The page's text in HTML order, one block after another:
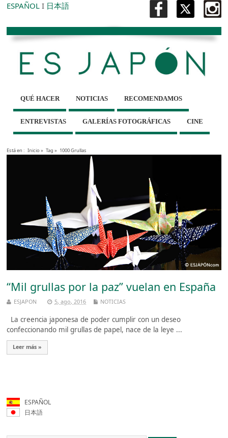
ESPAÑOL I 日本語
QUÉ HACER NOTICIAS RECOMENDAMOS
ENTREVISTAS GALERÍAS FOTOGRÁFICAS CINE
Está en : Inicio» Tag » 1000 Grullas
“Mil grullas por la paz” vuelan en España
ESJAPON 5, ago, 2016 NOTICIAS
La creencia japonesa de poder cumplir con un deseo
confeccionando mil grullas de papel, nace de la leye ...
Leer más »
ESPAÑOL
日本語